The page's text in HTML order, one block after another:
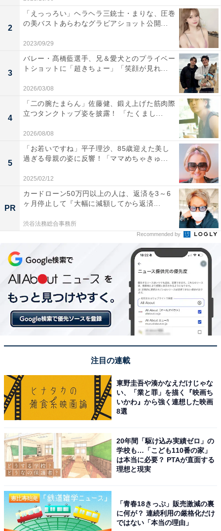
2
「えっっろい」ヘラヘラ三銃士・まりな、圧巻
の美バストあらわなグラビアショット公開...
2023/09/29
3
バレー・髙橋藍選手、兄＆愛犬とのプライベー
トショットに「超きちょー」「笑顔が見れ...
2026/03/08
4
「二の腕たまらん」佐藤健、鍛え上げた筋肉際
立つタンクトップ姿を披露！ 「たくまし...
2026/08/08
5
「お若いですね」平子理沙、85歳迎えた美し
過ぎる母親の姿に反響！「ママめちゃきゅ...
2025/02/12
PR
カードローン50万円以上の人は、返済を3～6
ヶ月停止して『大幅に減額してから返済...
渋谷法務総合事務所
Recommended by
注目の連載
東野圭吾や湊かなえだけじゃな
い、「業と罪」を描く『映画ち
いかわ』から強く連想した映画
8選
20年間「駆け込み実績ゼロ」の
学校も…「こども110番の家」
は本当に必要？ PTAが直面する
理想と現実
「青春18きっぷ」販売激減の裏
に何が？ 連続利用の厳格化だけ
ではない「本当の理由」